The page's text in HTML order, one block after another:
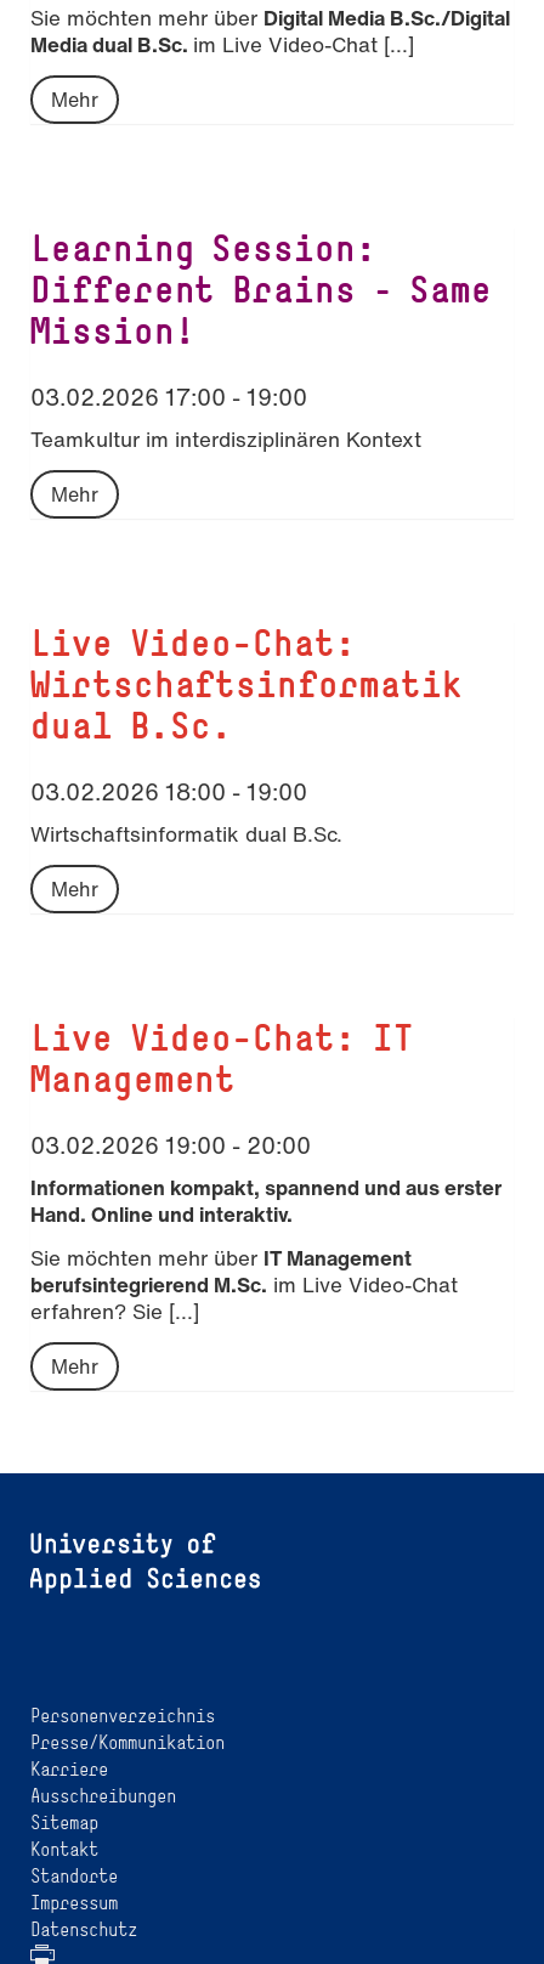
Sie möchten mehr über Digital Media B.Sc./Digital
Media dual B.Sc. im Live Video-Chat [...]
Mehr
Learning Session:
Different Brains – Same
Mission!
03.02.2026 17:00 - 19:00
Teamkultur im interdisziplinären Kontext
Mehr
Live Video-Chat:
Wirtschaftsinformatik
dual B.Sc.
03.02.2026 18:00 - 19:00
Wirtschaftsinformatik dual B.Sc.
Mehr
Live Video-Chat: IT
Management
03.02.2026 19:00 - 20:00
Informationen kompakt, spannend und aus erster
Hand. Online und interaktiv.
Sie möchten mehr über IT Management
berufsintegrierend M.Sc. im Live Video-Chat
erfahren? Sie [...]
Mehr
Personenverzeichnis
Presse/Kommunikation
Karriere
Ausschreibungen
Sitemap
Kontakt
Standorte
Impressum
Datenschutz